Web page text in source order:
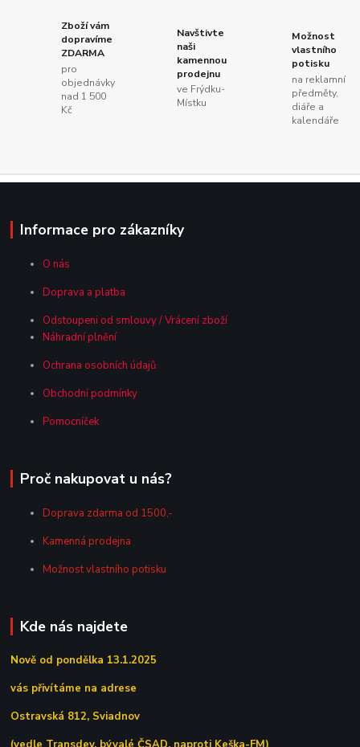
Zboží vám
dopravíme
ZDARMA
pro
objednávky
nad 1 500
Kč
Navštivte
naši
kamennou
prodejnu
ve Frýdku-
Místku
Možnost
vlastního
potisku
na reklamní
předměty,
diáře a
kalendáře
Informace pro zákazníky
O nás
Doprava a platba
Odstoupeni od smlouvy / Vrácení zboží
Náhradní plnění
Ochrana osobních údajů
Obchodní podmínky
Pomocníček
Proč nakupovat u nás?
Doprava zdarma od 1500,-
Kamenná prodejna
Možnost vlastního potisku
Kde nás najdete
Nově od pondělka 13.1.2025
vás přivítáme na adrese
Ostravská 812, Sviadnov